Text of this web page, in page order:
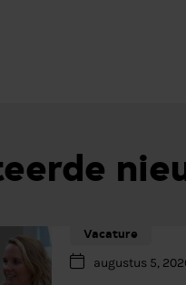
Vacature
augustus 5,